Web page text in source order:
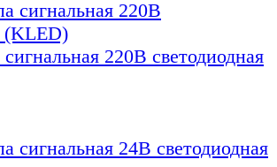
220В светодиодная